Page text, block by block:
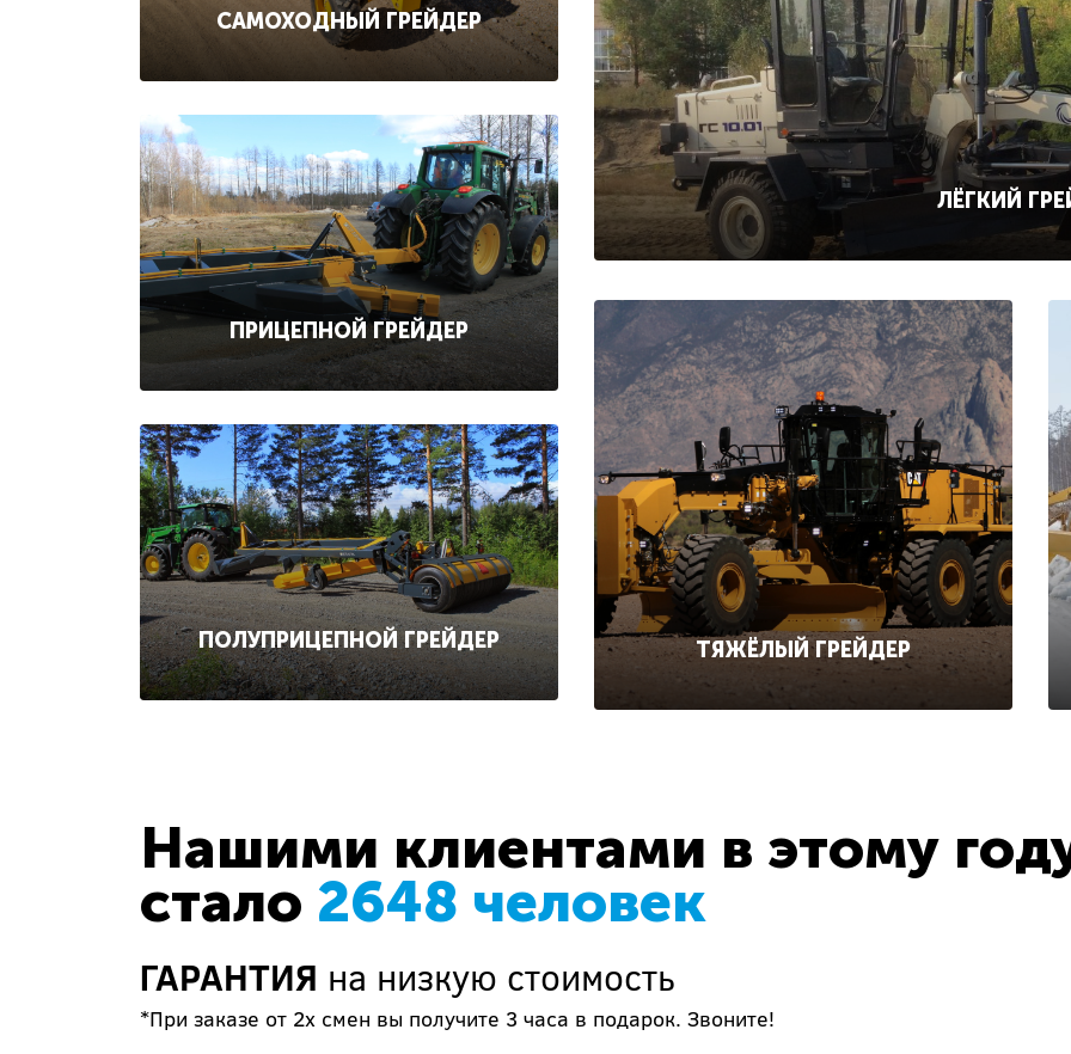
САМОХОДНЫЙ ГРЕЙДЕР
ПРИЦЕПНОЙ ГРЕЙДЕР
ПОЛУПРИЦЕПНОЙ ГРЕЙДЕР
ЛЁГКИЙ
ТЯЖЁЛЫЙ ГРЕЙДЕР
Нашими клиентами в этому
стало 2648 человек
ГАРАНТИЯ на низкую стоимость
*При заказе от 2х смен вы получите 3 часа в подарок. Звоните!